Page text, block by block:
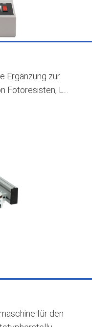
Ergänzung zur
Fotoresisten, L...
für den